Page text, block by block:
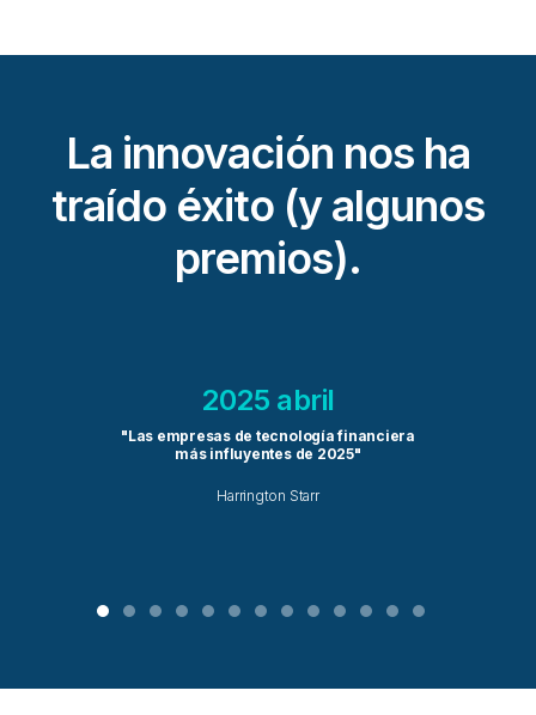
La innovación nos ha
traído éxito (y algunos
premios).
2025 abril
"Las empresas de tecnología financiera
más influyentes de 2025"
Harrington Starr